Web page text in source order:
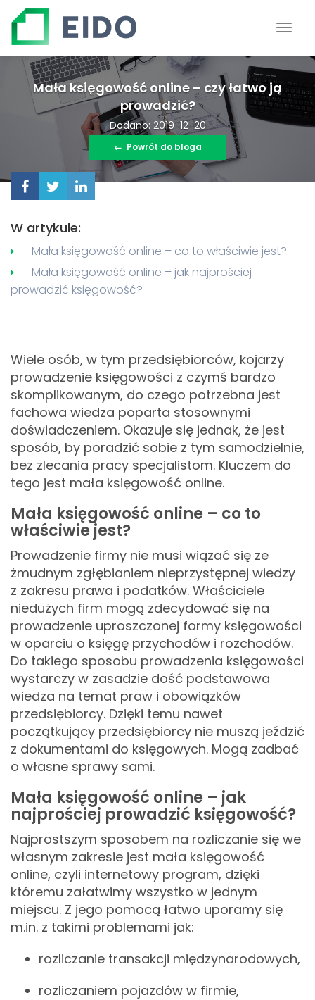
Mała księgowość online – czy łatwo ją
prowadzić?
Dodano: 2019-12-20
← Powrót do bloga
W artykule:
Mała księgowość online – co to właściwie jest?
Mała księgowość online – jak najprościej
prowadzić księgowość?
Wiele osób, w tym przedsiębiorców, kojarzy
prowadzenie księgowości z czymś bardzo
skomplikowanym, do czego potrzebna jest
fachowa wiedza poparta stosownymi
doświadczeniem. Okazuje się jednak, że jest
sposób, by poradzić sobie z tym samodzielnie,
bez zlecania pracy specjalistom. Kluczem do
tego jest mała księgowość online.
Mała księgowość online – co to
właściwie jest?
Prowadzenie firmy nie musi wiązać się ze
żmudnym zgłębianiem nieprzystępnej wiedzy
z zakresu prawa i podatków. Właściciele
niedużych firm mogą zdecydować się na
prowadzenie uproszczonej formy księgowości
w oparciu o księgę przychodów i rozchodów.
Do takiego sposobu prowadzenia księgowości
wystarczy w zasadzie dość podstawowa
wiedza na temat praw i obowiązków
przedsiębiorcy. Dzięki temu nawet
początkujący przedsiębiorcy nie muszą jeździć
z dokumentami do księgowych. Mogą zadbać
o własne sprawy sami.
Mała księgowość online – jak
najprościej prowadzić księgowość?
Najprostszym sposobem na rozliczanie się we
własnym zakresie jest mała księgowość
online, czyli internetowy program, dzięki
któremu załatwimy wszystko w jednym
miejscu. Z jego pomocą łatwo uporamy się
m.in. z takimi problemami jak:
rozliczanie transakcji międzynarodowych,
rozliczaniem pojazdów w firmie,